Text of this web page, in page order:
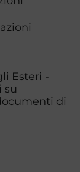
Esteri -
su
di